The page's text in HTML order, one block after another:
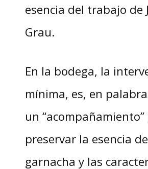
esencia del trabajo de
Grau.
En la bodega, la
mínima, es, en
un
preservar la esencia
garnacha y las